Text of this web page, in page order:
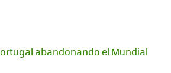
abandonando el Mundial